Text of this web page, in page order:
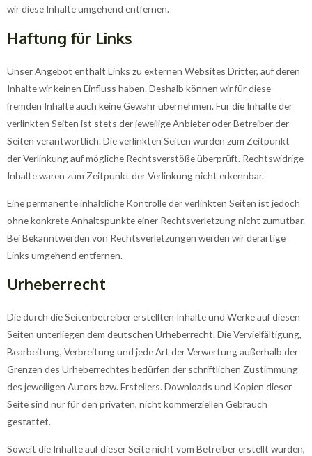
wir diese Inhalte umgehend entfernen.
Haftung für Links
Unser Angebot enthält Links zu externen Websites Dritter, auf deren
Inhalte wir keinen Einfluss haben. Deshalb können wir für diese
fremden Inhalte auch keine Gewähr übernehmen. Für die Inhalte der
verlinkten Seiten ist stets der jeweilige Anbieter oder Betreiber der
Seiten verantwortlich. Die verlinkten Seiten wurden zum Zeitpunkt
der Verlinkung auf mögliche Rechtsverstöße überprüft. Rechtswidrige
Inhalte waren zum Zeitpunkt der Verlinkung nicht erkennbar.
Eine permanente inhaltliche Kontrolle der verlinkten Seiten ist jedoch
ohne konkrete Anhaltspunkte einer Rechtsverletzung nicht zumutbar.
Bei Bekanntwerden von Rechtsverletzungen werden wir derartige
Links umgehend entfernen.
Urheberrecht
Die durch die Seitenbetreiber erstellten Inhalte und Werke auf diesen
Seiten unterliegen dem deutschen Urheberrecht. Die Vervielfältigung,
Bearbeitung, Verbreitung und jede Art der Verwertung außerhalb der
Grenzen des Urheberrechtes bedürfen der schriftlichen Zustimmung
des jeweiligen Autors bzw. Erstellers. Downloads und Kopien dieser
Seite sind nur für den privaten, nicht kommerziellen Gebrauch
gestattet.
Soweit die Inhalte auf dieser Seite nicht vom Betreiber erstellt wurden,